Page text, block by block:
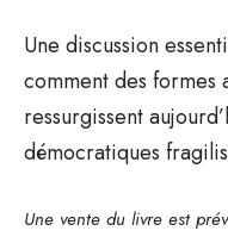
Une discussion
comment des formes
ressurgissent
démocratiques
Une vente du livre est